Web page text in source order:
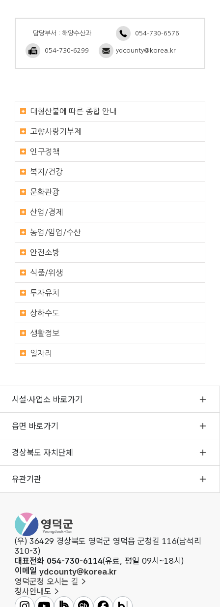
담당부서 : 해양수산과 054-730-6576
054-730-6299 ydcounty@korea.kr
대형산불에 따른 종합 안내
고향사랑기부제
인구정책
복지/건강
문화관광
산업/경제
농업/임업/수산
안전소방
식품/위생
투자유치
상하수도
생활정보
일자리
시설·사업소 바로가기
읍면 바로가기
경상북도 자치단체
유관기관
영덕군청
(우) 36429 경상북도 영덕군 영덕읍 군청길 116(남석리
310-3)
대표전화 054-730-6114(유료, 평일 09시~18시)
이메일 ydcounty@korea.kr
영덕군청 오시는 길
청사안내도